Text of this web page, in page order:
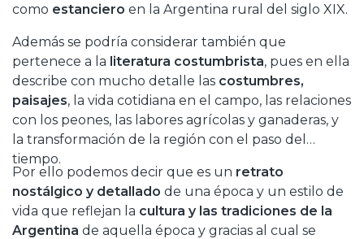
como estanciero en la Argentina rural del siglo XIX.
Además se podría considerar también que
pertenece a la literatura costumbrista, pues en ella
describe con mucho detalle las costumbres,
paisajes, la vida cotidiana en el campo, las relaciones
con los peones, las labores agrícolas y ganaderas, y
la transformación de la región con el paso del
tiempo.
Por ello podemos decir que es un retrato
nostálgico y detallado de una época y un estilo de
vida que reflejan la cultura y las tradiciones de la
Argentina de aquella época y gracias al cual se